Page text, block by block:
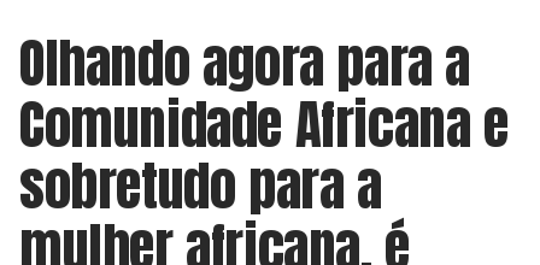
Olhando agora para a
Comunidade Africana e
sobretudo para a
mulher africana, é